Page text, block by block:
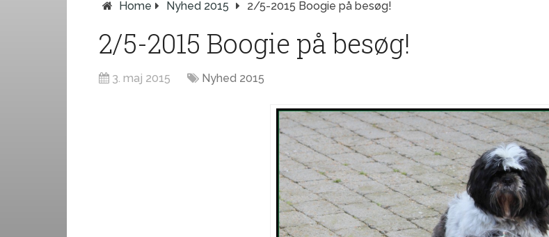
Home Nyhed 2015 2/5-2015 Boogie på besøg!
2/5-2015 Boogie på besøg!
3. maj 2015 Nyhed 2015